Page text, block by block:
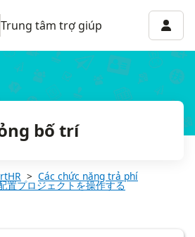
Trung tâm trợ giúp
bố trí
Các chức năng trả phí
置プロジェクトを操作する